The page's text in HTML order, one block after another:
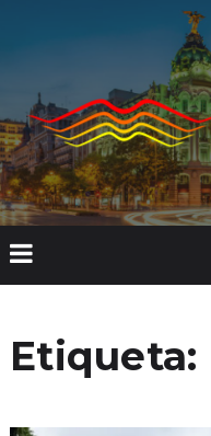
Etiqueta: